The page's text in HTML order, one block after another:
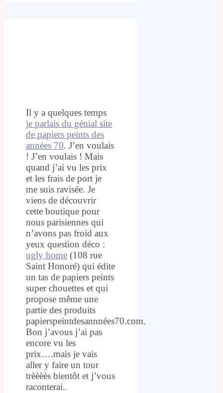
Il y a quelques temps
je parlais du génial site
de papiers peints des
années 70. J’en voulais
! J’en voulais ! Mais
quand j’ai vu les prix
et les frais de port je
me suis ravisée. Je
viens de découvrir
cette boutique pour
nous parisiennes qui
n’avons pas froid aux
yeux question déco :
ugly home (108 rue
Saint Honoré) qui édite
un tas de papiers peints
super chouettes et qui
propose même une
partie des produits
papierspeintdesannnées70.com.
Bon j’avous j’ai pas
encore vu les
prix….mais je vais
aller y faire un tour
trèèèès bientôt et j’vous
raconterai..